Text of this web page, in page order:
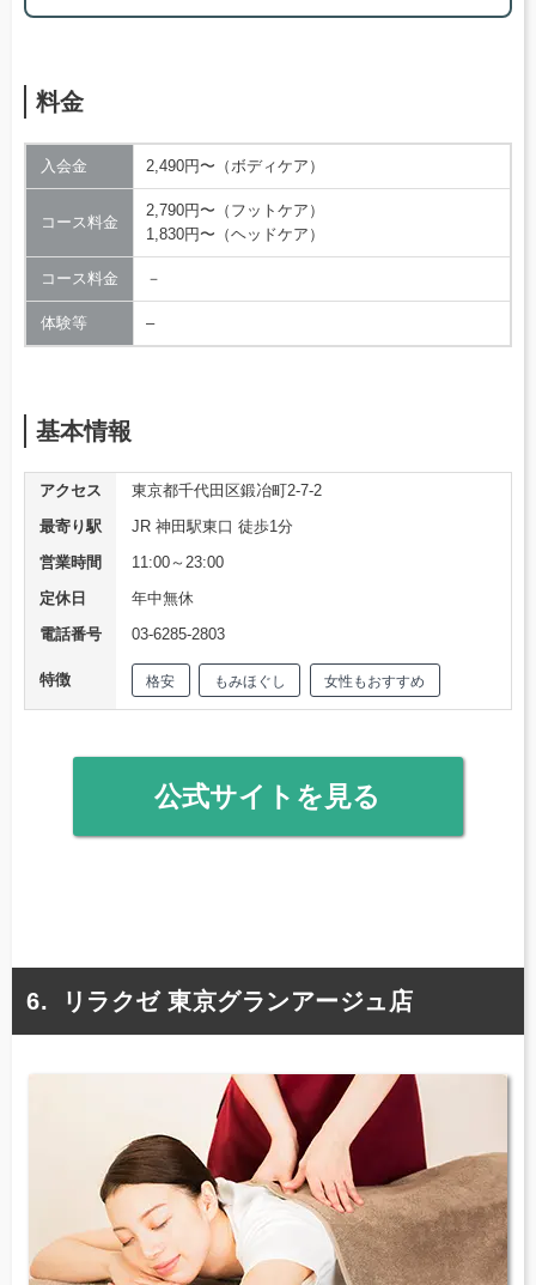
料金
入会金 2,490円〜（ボディケア）
コース料金
2,790円〜（フットケア）
1,830円〜（ヘッドケア）
コース料金 －
体験等 –
基本情報
アクセス
東京都千代田区鍛冶町2-7-2
最寄り駅
JR 神田駅東口 徒歩1分
営業時間
11:00～23:00
定休日
年中無休
電話番号
03-6285-2803
特徴 格安 もみほぐし 女性もおすすめ
公式サイトを見る
リラクゼ 東京グランアージュ店